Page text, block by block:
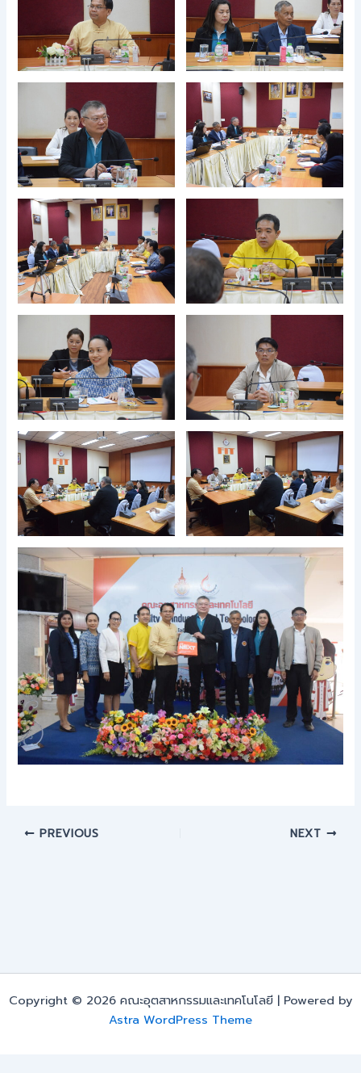
PREVIOUS NEXT
Copyright © 2026 คณะอุตสาหกรรมและเทคโนโลยี | Powered by
Astra WordPress Theme